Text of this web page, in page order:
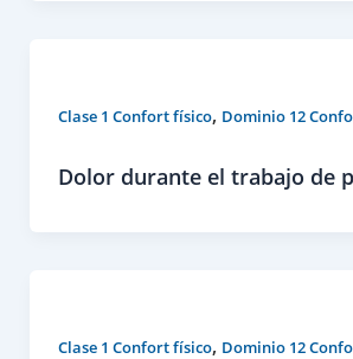
Clase 1 Confort físico, Dominio 12
Dolor durante el trabajo de
Clase 1 Confort físico, Dominio 12